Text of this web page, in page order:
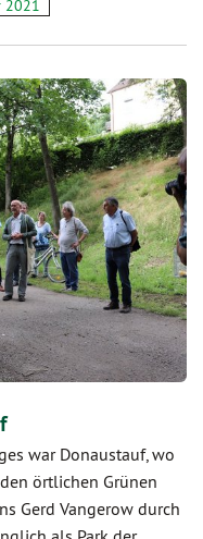
2021
war Donaustauf, wo
örtlichen Grünen
Gerd Vangerow durch